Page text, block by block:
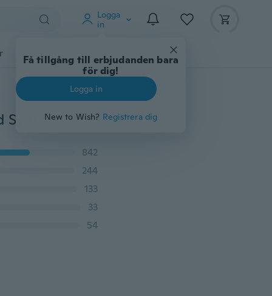
Logga
in
Få tillgång till erbjudanden bara
för dig!
Logga in
New to Wish? Registrera dig
Djurtillbehör Teknikprylar Mer
[2-pack] Armband USB-kabel Mini Kort platt armband Synkroniserad dataladdning Micro USB 2.0-gränssnittskabel 22 cm Mjuk Giftfri, trasselfri ABS / TPE-trådkabel Mobiltelefon Smartphone Universalladdare Android-adapter Telefonuppgraderingar Svart mobiltelefontillbehör för smarta enheter
842
244
133
33
54